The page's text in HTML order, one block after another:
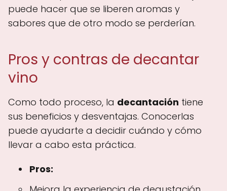
puede hacer que se liberen aromas y
sabores que de otro modo se perderían.
Pros y contras de decantar
vino
Como todo proceso, la decantación tiene
sus beneficios y desventajas. Conocerlas
puede ayudarte a decidir cuándo y cómo
llevar a cabo esta práctica.
Pros: